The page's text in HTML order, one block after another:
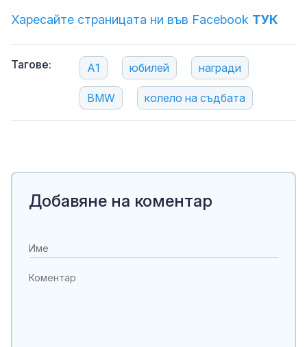
Харесайте страницата ни във Facebook ТУК
Тагове: А1 юбилей награди
BMW колело на съдбата
Добавяне на коментар